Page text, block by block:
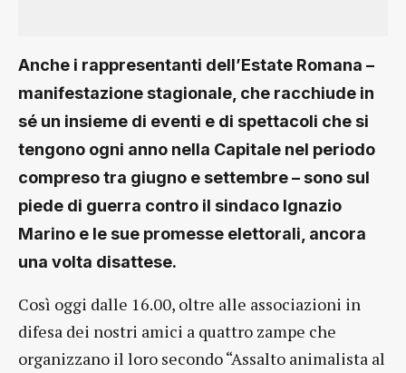
Anche i rappresentanti dell’Estate Romana –
manifestazione stagionale, che racchiude in
sé un insieme di eventi e di spettacoli che si
tengono ogni anno nella Capitale nel periodo
compreso tra giugno e settembre – sono sul
piede di guerra contro il sindaco Ignazio
Marino e le sue promesse elettorali, ancora
una volta disattese.
Così oggi dalle 16.00, oltre alle associazioni in
difesa dei nostri amici a quattro zampe che
organizzano il loro secondo “Assalto animalista al